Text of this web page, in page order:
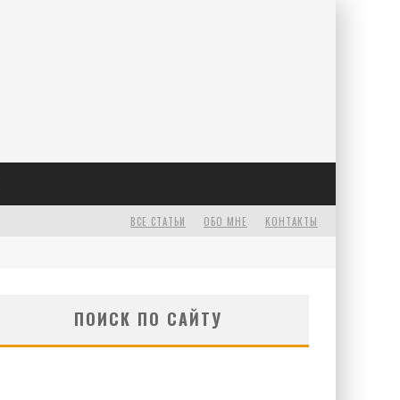
ВСЕ СТАТЬИ ОБО МНЕ КОНТАКТЫ
ПОИСК ПО САЙТУ